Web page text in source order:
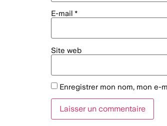
E-mail *
Site web
Enregistrer mon nom, mon e-